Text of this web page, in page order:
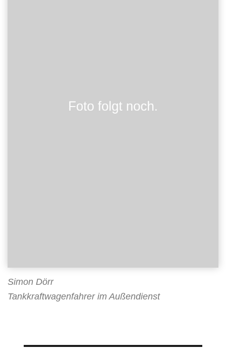
Simon Dörr
Tankkraftwagenfahrer im Außendienst